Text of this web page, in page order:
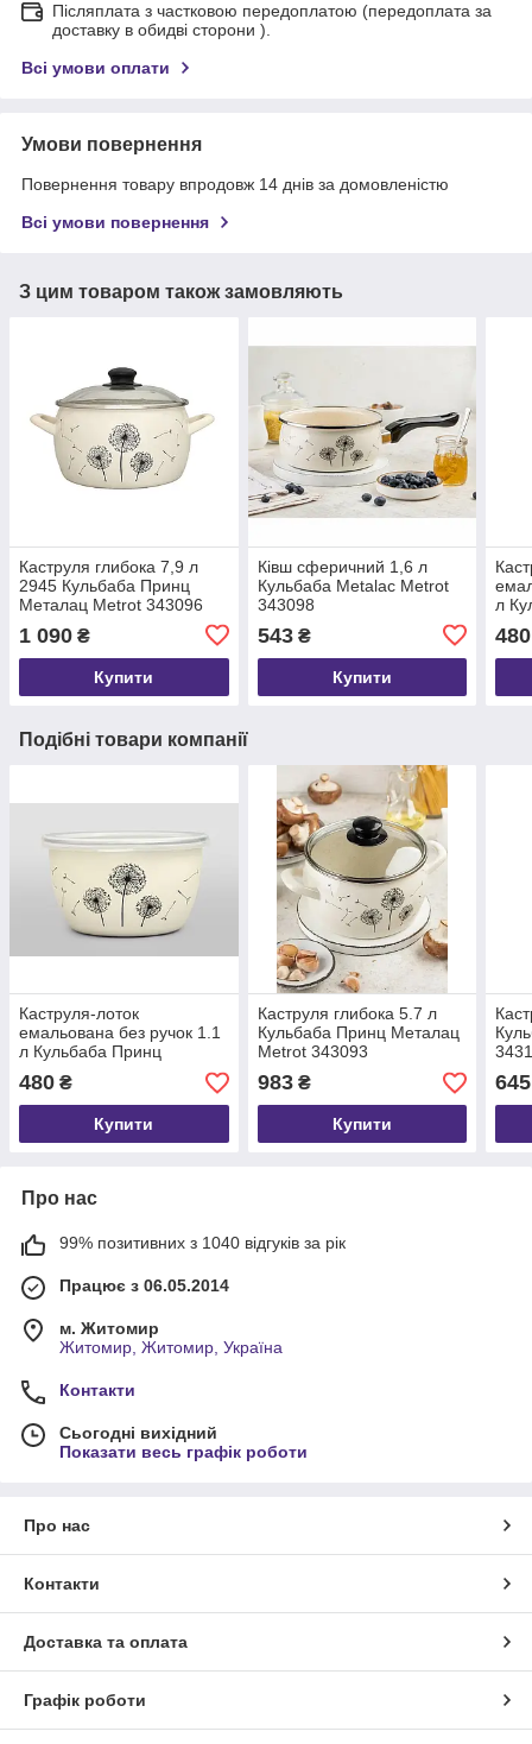
Післяплата з частковою передоплатою (передоплата за
доставку в обидві сторони ).
Всі умови оплати
Умови повернення
Повернення товару впродовж 14 днів за домовленістю
Всі умови повернення
З цим товаром також замовляють
Каструля глибока 7,9 л
2945 Кульбаба Принц
Металац Metrot 343096
1 090 ₴
Купити
Ківш сферичний 1,6 л
Кульбаба Metalac Metrot
343098
543₴
Купити
л
480
Подібні товари компанії
Каструля-лоток
емальована без ручок 1.1
л Кульбаба Принц
Металац Metrot 343101
480 ₴
Купити
Каструля глибока 5.7 л
Кульбаба Принц Металац
Metrot 343093
983₴
Купити
645
Про нас
99% позитивних з 1040 відгуків за рік
Працює з 06.05.2014
м. Житомир
Житомир, Житомир, Україна
Контакти
Сьогодні вихідний
Показати весь графік роботи
Про нас
Контакти
Доставка та оплата
Графік роботи